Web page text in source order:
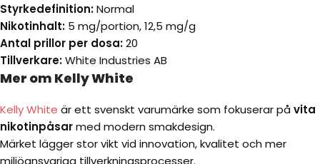
Styrkedefinition:Normal
Nikotinhalt: 5 mg/portion, 12,5 mg/g
Antal prillor per dosa:20
Tillverkare:White Industries AB
Mer om Kelly White
Kelly White är ett svenskt varumärke som fokuserar på vita
nikotinpåsarmed modern smakdesign.
Märket lägger stor vikt vid innovation, kvalitet och mer
miljöansvariga tillverkningsprocesser.